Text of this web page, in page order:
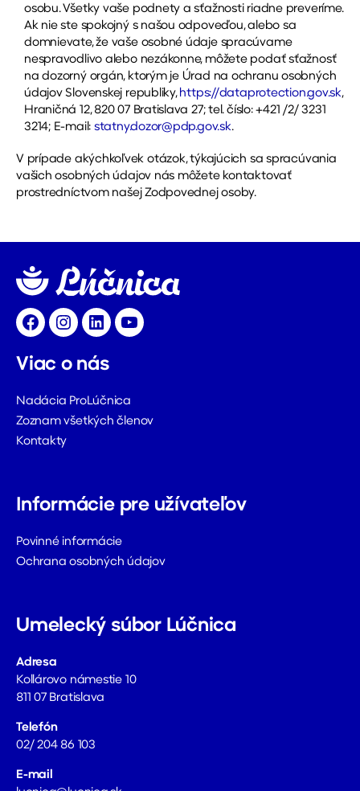
osobu. Všetky vaše podnety a sťažnosti riadne preveríme.
Ak nie ste spokojný s našou odpoveďou, alebo sa
domnievate, že vaše osobné údaje spracúvame
nespravodlivo alebo nezákonne, môžete podať sťažnosť
na dozorný orgán, ktorým je Úrad na ochranu osobných
údajov Slovenskej republiky, https://dataprotection.gov.sk,
Hraničná 12, 820 07 Bratislava 27; tel. číslo: +421 /2/ 3231
3214; E-mail: statny.dozor@pdp.gov.sk.
V prípade akýchkoľvek otázok, týkajúcich sa spracúvania
vašich osobných údajov nás môžete kontaktovať
prostredníctvom našej Zodpovednej osoby.
FacebookInstagramLinkedInYouTube
Viac o nás
Nadácia ProLúčnica
Zoznam všetkých členov
Kontakty
Informácie pre užívateľov
Povinné informácie
Ochrana osobných údajov
Umelecký súbor Lúčnica
Adresa
Kollárovo námestie 10
811 07 Bratislava
Telefón
02/ 204 86 103
E-mail